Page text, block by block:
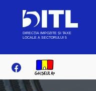
content
for: